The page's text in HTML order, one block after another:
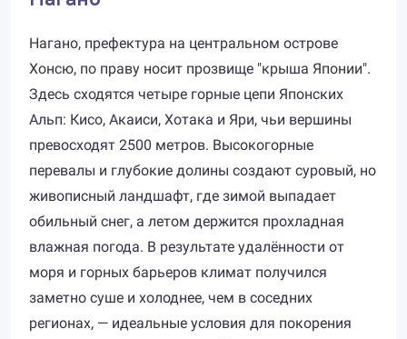
Нагано, префектура на центральном острове
Хонсю, по праву носит прозвище "крыша Японии".
Здесь сходятся четыре горные цепи Японских
Альп: Кисо, Акаиси, Хотака и Яри, чьи вершины
превосходят 2500 метров. Высокогорные
перевалы и глубокие долины создают суровый, но
живописный ландшафт, где зимой выпадает
обильный снег, а летом держится прохладная
влажная погода. В результате удалённости от
моря и горных барьеров климат получился
заметно суше и холоднее, чем в соседних
регионах, — идеальные условия для покорения